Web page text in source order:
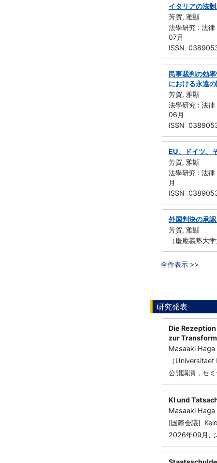
イタリアの法
芳賀, 雅顯
法學研究 : 法
07月
ISSN
民事裁判の効
における永遠
芳賀, 雅顯
法學研究 : 法
06月
ISSN
EU、ドイツ、
芳賀, 雅顯
法學研究 : 法
月
ISSN
外国判決の承
芳賀, 雅顯
（慶應義塾大
全件表示 >>
研究発表
Die
zur
Masaaki Haga
（
公開講演，セ
KI und
Masaaki Haga
[国際会議]
2026年09月 ,